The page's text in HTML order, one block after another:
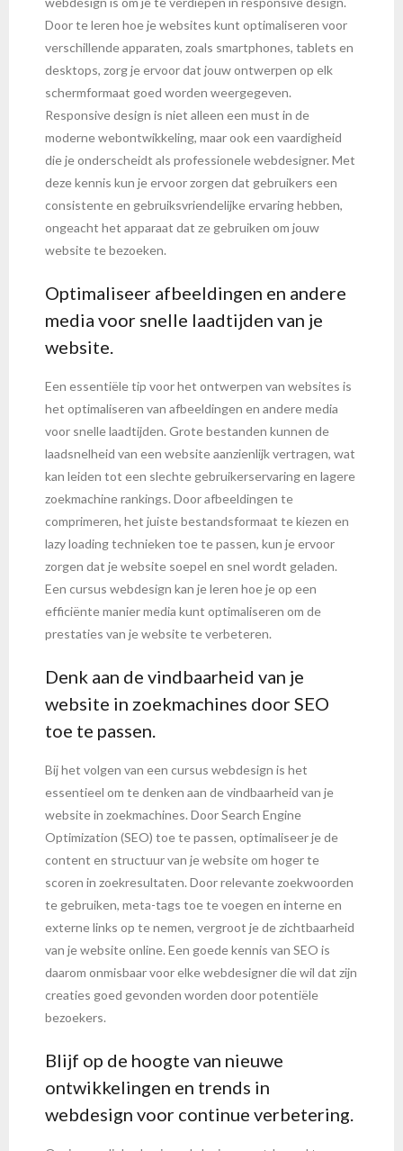
Door te leren hoe je websites kunt optimaliseren voor
verschillende apparaten, zoals smartphones, tablets en
desktops, zorg je ervoor dat jouw ontwerpen op elk
schermformaat goed worden weergegeven.
Responsive design is niet alleen een must in de
moderne webontwikkeling, maar ook een vaardigheid
die je onderscheidt als professionele webdesigner. Met
deze kennis kun je ervoor zorgen dat gebruikers een
consistente en gebruiksvriendelijke ervaring hebben,
ongeacht het apparaat dat ze gebruiken om jouw
website te bezoeken.
Optimaliseer afbeeldingen en andere
media voor snelle laadtijden van je
website.
Een essentiële tip voor het ontwerpen van websites is
het optimaliseren van afbeeldingen en andere media
voor snelle laadtijden. Grote bestanden kunnen de
laadsnelheid van een website aanzienlijk vertragen, wat
kan leiden tot een slechte gebruikerservaring en lagere
zoekmachine rankings. Door afbeeldingen te
comprimeren, het juiste bestandsformaat te kiezen en
lazy loading technieken toe te passen, kun je ervoor
zorgen dat je website soepel en snel wordt geladen.
Een cursus webdesign kan je leren hoe je op een
efficiënte manier media kunt optimaliseren om de
prestaties van je website te verbeteren.
Denk aan de vindbaarheid van je
website in zoekmachines door SEO
toe te passen.
Bij het volgen van een cursus webdesign is het
essentieel om te denken aan de vindbaarheid van je
website in zoekmachines. Door Search Engine
Optimization (SEO) toe te passen, optimaliseer je de
content en structuur van je website om hoger te
scoren in zoekresultaten. Door relevante zoekwoorden
te gebruiken, meta-tags toe te voegen en interne en
externe links op te nemen, vergroot je de zichtbaarheid
van je website online. Een goede kennis van SEO is
daarom onmisbaar voor elke webdesigner die wil dat zijn
creaties goed gevonden worden door potentiële
bezoekers.
Blijf op de hoogte van nieuwe
ontwikkelingen en trends in
webdesign voor continue verbetering.